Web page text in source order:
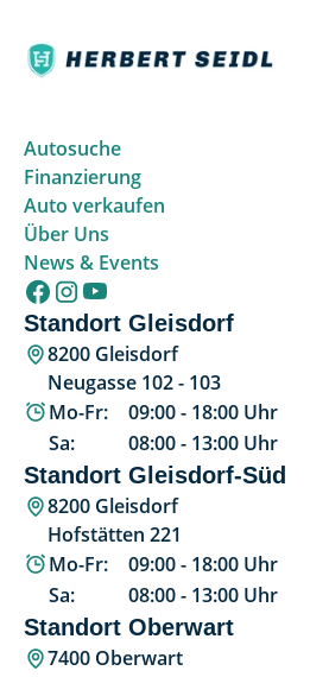
Autosuche
Finanzierung
Auto verkaufen
Über Uns
News & Events
Standort Gleisdorf
8200 Gleisdorf
Neugasse 102 - 103
Mo-Fr:
09:00- 18:00 Uhr
Sa:
08:00- 13:00 Uhr
Standort Gleisdorf-Süd
8200 Gleisdorf
Hofstätten 221
Mo-Fr:
09:00- 18:00 Uhr
Sa:
08:00- 13:00 Uhr
Standort Oberwart
7400 Oberwart